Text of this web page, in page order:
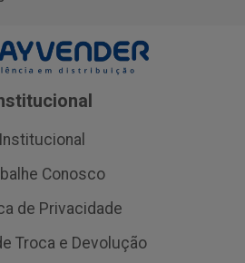
Institucional
Conosco
de Privacidade
Troca e Devolução